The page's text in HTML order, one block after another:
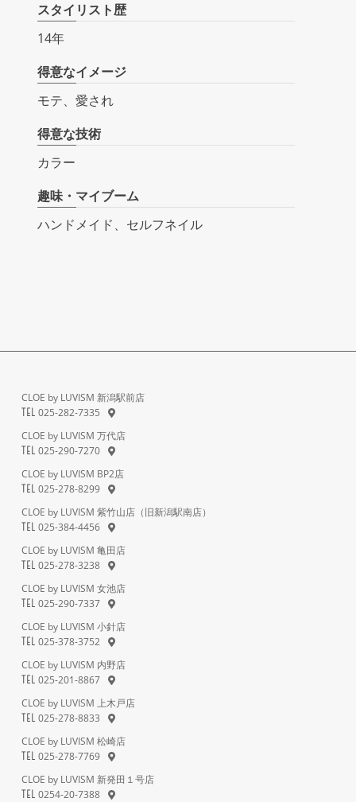
スタイリスト歴
14年
得意なイメージ
モテ、愛され
得意な技術
カラー
趣味・マイブーム
ハンドメイド、セルフネイル
CLOE by LUVISM 新潟駅前店
TEL
025-282-7335
CLOE by LUVISM 万代店
TEL
025-290-7270
CLOE by LUVISM BP2店
TEL
025-278-8299
CLOE by LUVISM 紫竹山店（旧新潟駅南店）
TEL
025-384-4456
CLOE by LUVISM 亀田店
TEL
025-278-3238
CLOE by LUVISM 女池店
TEL
025-290-7337
CLOE by LUVISM 小針店
TEL
025-378-3752
CLOE by LUVISM 内野店
TEL
025-201-8867
CLOE by LUVISM 上木戸店
TEL
025-278-8833
CLOE by LUVISM 松崎店
TEL
025-278-7769
CLOE by LUVISM 新発田１号店
TEL
0254-20-7388